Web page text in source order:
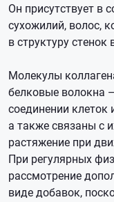
Он присутствует в
сухожилий, волос,
в структуру стенок
Молекулы
белковые волокна
соединении клеток
а также связаны с
растяжение при
При регулярных
рассмотрение
виде добавок,